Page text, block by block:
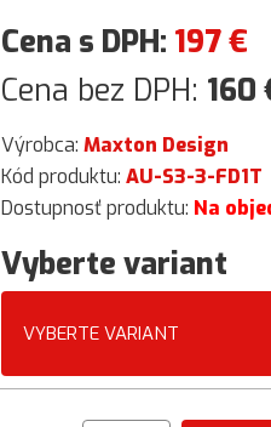
Cena s DPH: 197€
Cena bez DPH: 160
Výrobca:Maxton Design
Kód produktu:AU-S3-3-FD1T
Dostupnosť produktu: Na
Vyberte variant
VYBERTE VARIANT